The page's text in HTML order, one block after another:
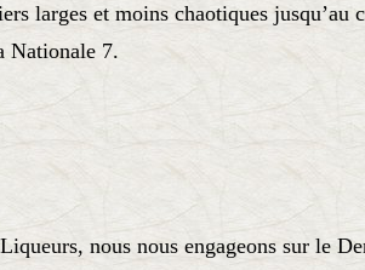
larges et moins chaotiques
Nationale 7.
nous nous engageons sur le